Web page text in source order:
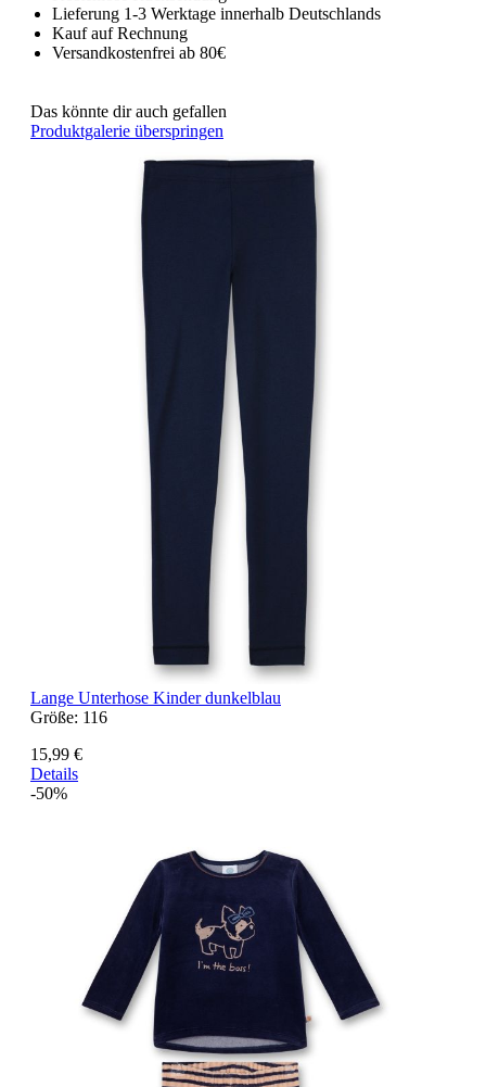
Lieferung 1-3 Werktage innerhalb Deutschlands
Kauf auf Rechnung
Versandkostenfrei ab 80€
Das könnte dir auch gefallen
Produktgalerie überspringen
Lange Unterhose Kinder dunkelblau
Größe: 116
15,99 €
Details
-50%